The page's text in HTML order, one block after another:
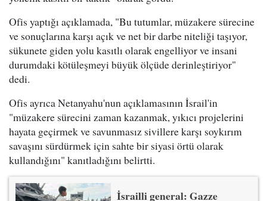
Ofis yaptığı açıklamada, "Bu tutumlar, müzakere sürecine
ve sonuçlarına karşı açık ve net bir darbe niteliği taşıyor,
sükunete giden yolu kasıtlı olarak engelliyor ve insani
durumdaki kötüleşmeyi büyük ölçüde derinleştiriyor"
dedi.
Ofis ayrıca Netanyahu'nun açıklamasının İsrail'in
"müzakere sürecini zaman kazanmak, yıkıcı projelerini
hayata geçirmek ve savunmasız sivillere karşı soykırım
savaşını sürdürmek için sahte bir siyasi örtü olarak
kullandığını" kanıtladığını belirtti.
İsrailli general: Gazze